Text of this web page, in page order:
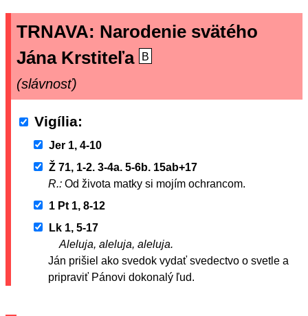
TRNAVA: Narodenie svätého
Jána Krstiteľa
B
(slávnosť)
Vigília
Jer 1, 4-10
Ž 71, 1-2. 3-4a. 5-6b. 15ab+17
R.: Od života matky si mojím ochrancom.
1 Pt 1, 8-12
Lk 1, 5-17
Aleluja, aleluja, aleluja.
Ján prišiel ako svedok vydať svedectvo o svetle a
pripraviť Pánovi dokonalý ľud.